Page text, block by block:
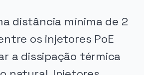
distância mínima de 2
os injetores PoE
a dissipação térmica